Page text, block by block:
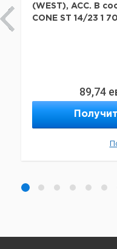
(WEST), ACC. В
CONE ST 14/23 1
89,74